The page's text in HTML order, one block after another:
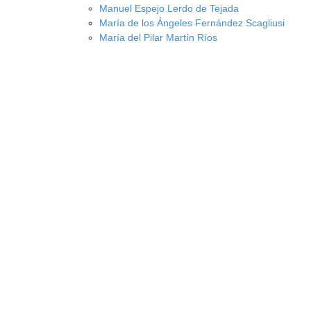
Manuel Espejo Lerdo de Tejada
María de los Ángeles Fernández Scagliusi
María del Pilar Martín Ríos